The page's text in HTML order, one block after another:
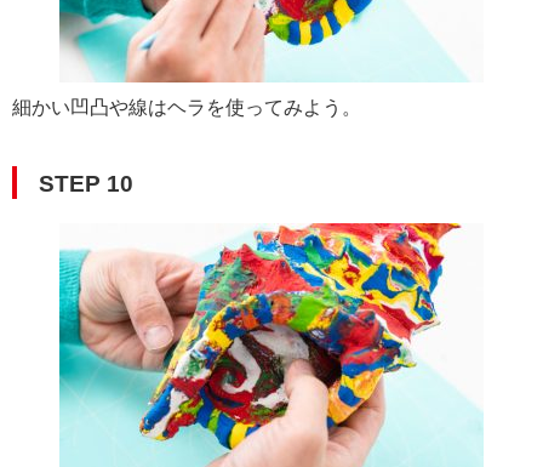
細かい凹凸や線はヘラを使ってみよう。
STEP 10